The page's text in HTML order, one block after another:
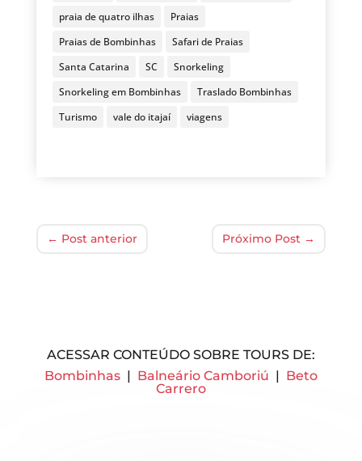
praia de quatro ilhas
Praias
Praias de Bombinhas
Safari de Praias
Santa Catarina
SC
Snorkeling
Snorkeling em Bombinhas
Traslado Bombinhas
Turismo
vale do itajaí viagens
← Post anterior Próximo Post →
ACESSAR CONTEÚDO SOBRE TOURS DE:
Bombinhas| Balneário Camboriú | Beto
Carrero